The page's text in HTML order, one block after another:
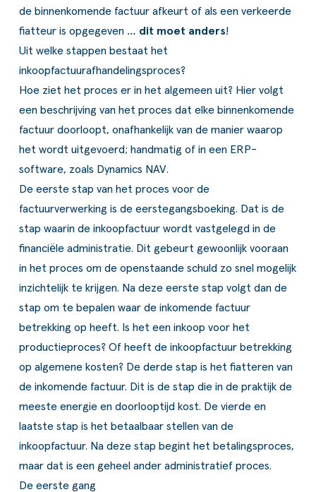
de binnenkomende factuur afkeurt of als een verkeerde
fiatteur is opgegeven … dit moet anders!
Uit welke stappen bestaat het
inkoopfactuurafhandelingsproces?
Hoe ziet het proces er in het algemeen uit? Hier volgt
een beschrijving van het proces dat elke binnenkomende
factuur doorloopt, onafhankelijk van de manier waarop
het wordt uitgevoerd; handmatig of in een ERP-
software, zoals Dynamics NAV.
De eerste stap van het proces voor de
factuurverwerking is de eerstegangsboeking. Dat is de
stap waarin de inkoopfactuur wordt vastgelegd in de
financiële administratie. Dit gebeurt gewoonlijk vooraan
in het proces om de openstaande schuld zo snel mogelijk
inzichtelijk te krijgen. Na deze eerste stap volgt dan de
stap om te bepalen waar de inkomende factuur
betrekking op heeft. Is het een inkoop voor het
productieproces? Of heeft de inkoopfactuur betrekking
op algemene kosten? De derde stap is het fiatteren van
de inkomende factuur. Dit is de stap die in de praktijk de
meeste energie en doorlooptijd kost. De vierde en
laatste stap is het betaalbaar stellen van de
inkoopfactuur. Na deze stap begint het betalingsproces,
maar dat is een geheel ander administratief proces.
De eerste gang